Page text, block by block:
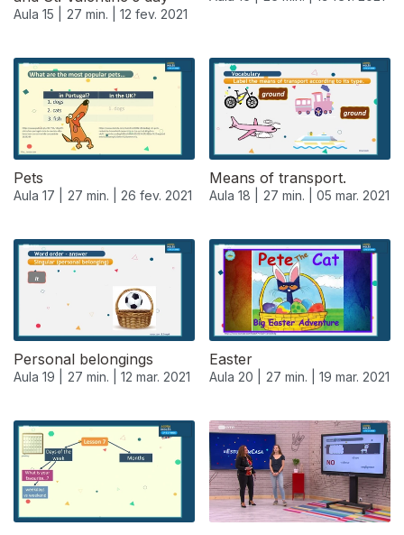
Aula 15 | 27 min. | 12 fev. 2021
Pets
Aula 17 | 27 min. | 26 fev. 2021
Means of transport.
Aula 18 | 27 min. | 05 mar. 2021
Personal belongings
Aula 19 | 27 min. | 12 mar. 2021
Easter
Aula 20 | 27 min. | 19 mar. 2021